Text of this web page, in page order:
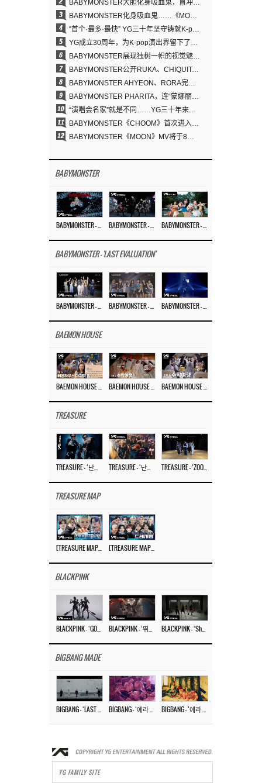
BABYMONSTER大胆化身吸血鬼，直冲YouTube全球趋势榜第一
3 BABYMONSTER化身吸血鬼……《MOON》为三个月企划收官
4 “首个·最多·最快” YG三十年坚守铸就K-pop巡演新格局
5 YG成立30周年，为K-pop演出界留下了什么？
6 BABYMONSTER展现独树一帜的视觉魅力与超强驾驭力……《MOON》
7 BABYMONSTER公开RUKA、CHIQUITA《MOON》视觉照 展现克制魅力与独特视觉风格
8 BABYMONSTER AHYEON、RORA完美驾驭暗黑概念……《MOON》视觉照公开
9 BABYMONSTER PHARITA，连“蒙娜丽莎眉”也完美驾驭……与ASA散发强烈气场
10 “演唱会名家”就是不同……YG三十年来积累的“体验式音乐”之力
11 BABYMONSTER《CHOOM》首次进入美国Mediabase“Top 40”电台榜 位列第35
12 BABYMONSTER《MOON》MV将于8月3日公开 震撼预告海报引发期待
BABYMONSTER
BABYMONSTER - 'LAST EVALUATION'
BAEMON HOUSE
TREASURE
TREASURE MAP
BLACKPINK
BIGBANG MADE
YG FAMILY SITE